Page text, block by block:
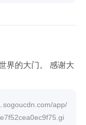
界的大门。 感谢大
app/